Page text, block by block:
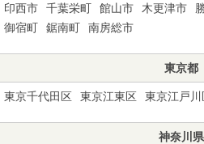
印西市
千葉栄町 館山市 木更津市
御宿町
鋸南町 南房総市
東京都
東京千代田区 東京江東区 東京江戸川
神奈川県